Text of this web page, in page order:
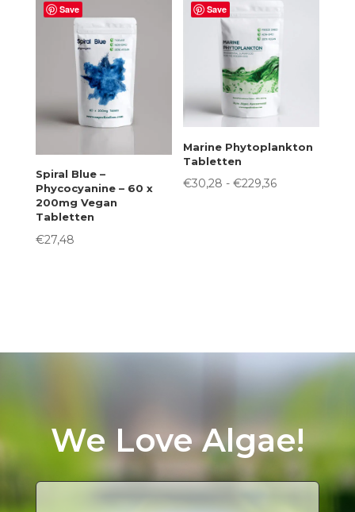
Save
Spiral Blue –
Phycocyanine – 60 x
200mg Vegan
Tabletten
€27,48
Save
Marine Phytoplankton
Tabletten
€30,28 - €229,36Prijsklasse:
We Love Algae!